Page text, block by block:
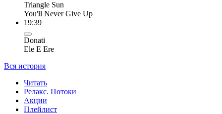
Triangle Sun
You'll Never Give Up
19:39
Donati
Ele E Ere
Вся история
Читать
Релакс. Потоки
Акции
Плейлист